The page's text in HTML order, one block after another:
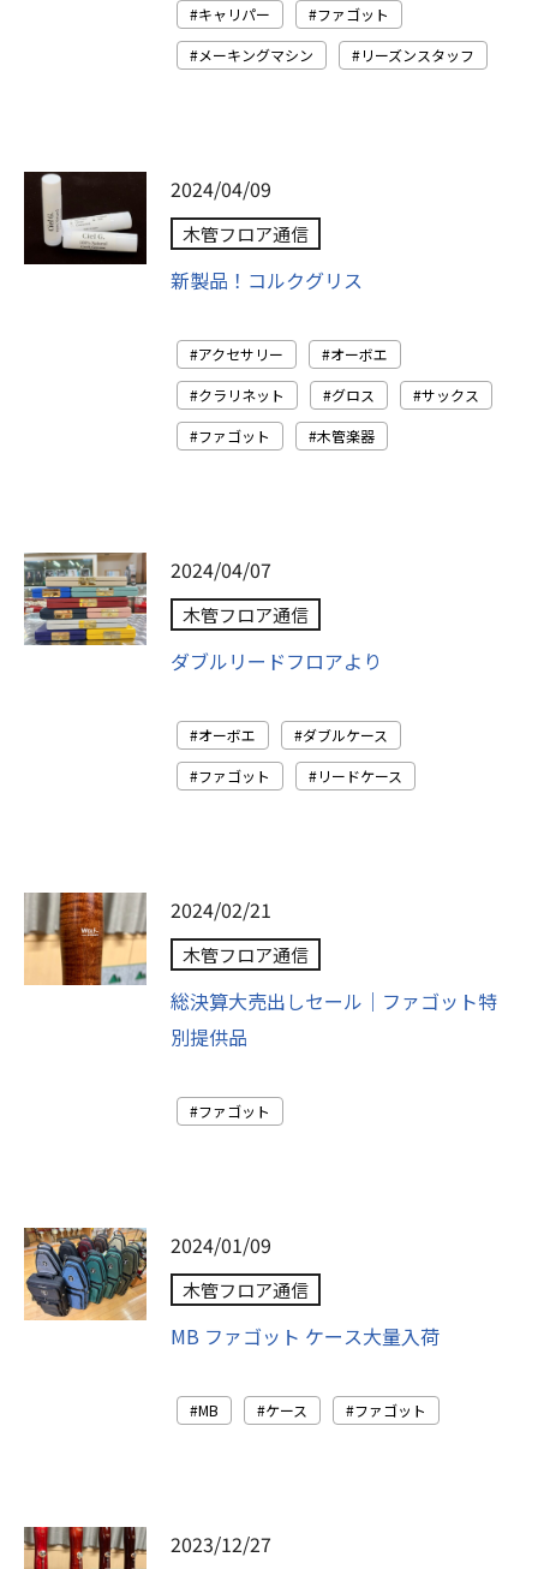
キャリパー
ファゴット
メーキングマシン
リーズンスタッフ
2024/04/09
木管フロア通信
新製品！コルクグリス
アクセサリー
オーボエ
クラリネット
グロス
サックス
ファゴット
木管楽器
2024/04/07
木管フロア通信
ダブルリードフロアより
オーボエ
ダブルケース
ファゴット
リードケース
2024/02/21
木管フロア通信
総決算大売出しセール｜ファゴット特
別提供品
ファゴット
2024/01/09
木管フロア通信
MB ファゴット ケース大量入荷
MB ケース ファゴット
2023/12/27